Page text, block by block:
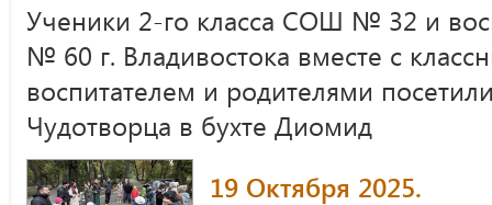
Ученики 2-го класса СОШ № 32 и
№ 60 г. Владивостока вместе с
воспитателем и родителями
Чудотворца в бухте Диомид
19 Октября 2025.